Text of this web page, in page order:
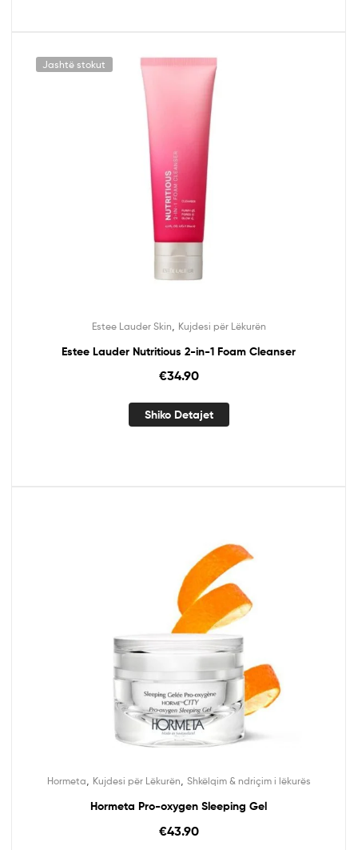
Jashtë stokut
Estee Lauder Skin Kujdesi për Lëkurën
Estee Lauder Nutritious 2-in-1 Foam Cleanser
€34.90
Shiko Detajet
Hormeta Kujdesi për Lëkurën Shkëlqim & ndriçim i lëkurës
Hormeta Pro-oxygen Sleeping Gel
€43.90